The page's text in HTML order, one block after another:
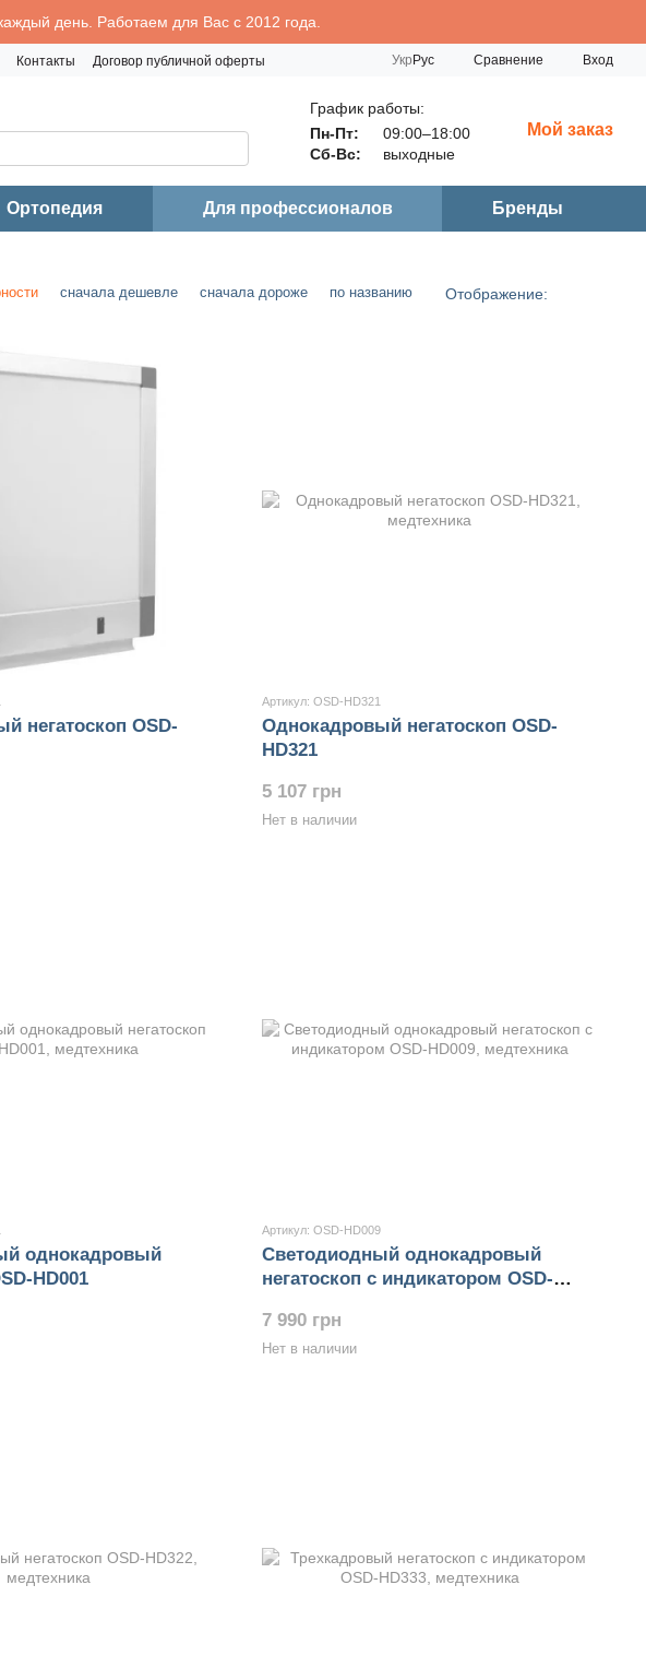
день. Работаем для Вас с 2012 года.
Контакты
Договор публичной оферты
Укр Рус Сравнение Вход
График работы:
Пн-Пт:
09:00–18:00
Сб-Вс:
выходные
Мой заказ
Ортопедия Для профессионалов Бренды
сначала дешевле сначала дороже по названию Отображение:
негатоскоп OSD-
Артикул: OSD-HD321
Однокадровый негатоскоп OSD-
HD321
5 107 грн
Нет в наличии
однокадровый
HD001
Артикул: OSD-HD009
Светодиодный однокадровый
негатоскоп с индикатором OSD-
7 990 грн
Нет в наличии